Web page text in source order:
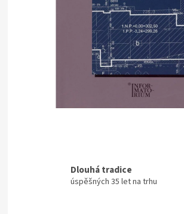
Dlouhá tradice
úspěšných 35 let na trhu